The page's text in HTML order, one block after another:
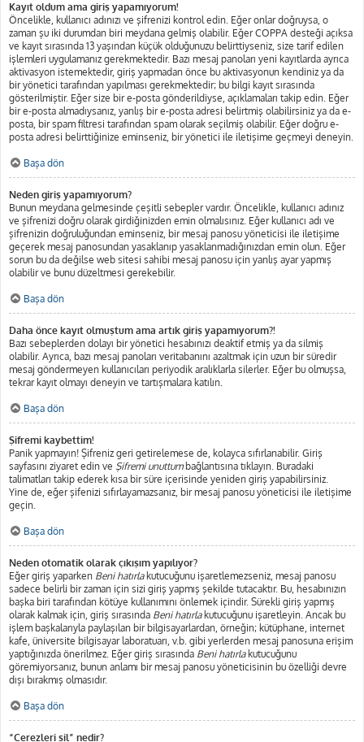
Kayıt oldum ama giriş yapamıyorum!
Öncelikle, kullanıcı adınızı ve şifrenizi kontrol edin. Eğer onlar doğruysa, o
zaman şu iki durumdan biri meydana gelmiş olabilir. Eğer COPPA desteği açıksa
ve kayıt sırasında 13 yaşından küçük olduğunuzu belirttiyseniz, size tarif edilen
işlemleri uygulamanız gerekmektedir. Bazı mesaj panoları yeni kayıtlarda ayrıca
aktivasyon istemektedir, giriş yapmadan önce bu aktivasyonun kendiniz ya da
bir yönetici tarafından yapılması gerekmektedir; bu bilgi kayıt sırasında
gösterilmiştir. Eğer size bir e-posta gönderildiyse, açıklamaları takip edin. Eğer
bir e-posta almadıysanız, yanlış bir e-posta adresi belirtmiş olabilirsiniz ya da e-
posta, bir spam filtresi tarafından spam olarak seçilmiş olabilir. Eğer doğru e-
posta adresi belirttiğinize eminseniz, bir yönetici ile iletişime geçmeyi deneyin.
Başa dön
Neden giriş yapamıyorum?
Bunun meydana gelmesinde çeşitli sebepler vardır. Öncelikle, kullanıcı adınız
ve şifrenizi doğru olarak girdiğinizden emin olmalısınız. Eğer kullanıcı adı ve
şifrenizin doğruluğundan eminseniz, bir mesaj panosu yöneticisi ile iletişime
geçerek mesaj panosundan yasaklanıp yasaklanmadığınızdan emin olun. Eğer
sorun bu da değilse web sitesi sahibi mesaj panosu için yanlış ayar yapmış
olabilir ve bunu düzeltmesi gerekebilir.
Başa dön
Daha önce kayıt olmuştum ama artık giriş yapamıyorum?!
Bazı sebeplerden dolayı bir yönetici hesabınızı deaktif etmiş ya da silmiş
olabilir. Ayrıca, bazı mesaj panoları veritabanını azaltmak için uzun bir süredir
mesaj göndermeyen kullanıcıları periyodik aralıklarla silerler. Eğer bu olmuşsa,
tekrar kayıt olmayı deneyin ve tartışmalara katılın.
Başa dön
Şifremi kaybettim!
Panik yapmayın! Şifreniz geri getirelemese de, kolayca sıfırlanabilir. Giriş
sayfasını ziyaret edin ve Şifremi unuttumbağlantısına tıklayın. Buradaki
talimatları takip ederek kısa bir süre içerisinde yeniden giriş yapabilirsiniz.
Yine de, eğer şifenizi sıfırlayamazsanız, bir mesaj panosu yöneticisi ile iletişime
geçin.
Başa dön
Neden otomatik olarak çıkışım yapılıyor?
Eğer giriş yaparken Beni hatırlakutucuğunu işaretlemezseniz, mesaj panosu
sadece belirli bir zaman için sizi giriş yapmış şekilde tutacaktır. Bu, hesabınızın
başka biri tarafından kötüye kullanımını önlemek içindir. Sürekli giriş yapmış
olarak kalmak için, giriş sırasında Beni hatırlakutucuğunu işaretleyin. Ancak bu
işlem başkalarıyla paylaşılan bir bilgisayarlardan, örneğin; kütüphane, internet
kafe, üniversite bilgisayar laboratuarı, v.b. gibi yerlerden mesaj panosuna erişim
yaptığınızda önerilmez. Eğer giriş sırasında Beni hatırlakutucuğunu
göremiyorsanız, bunun anlamı bir mesaj panosu yöneticisinin bu özelliği devre
dışı bırakmış olmasıdır.
Başa dön
“Çerezleri sil” nedir?